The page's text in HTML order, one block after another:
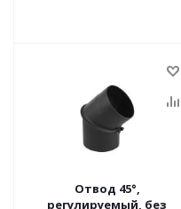
Отвод 45°,
регулируемый, без